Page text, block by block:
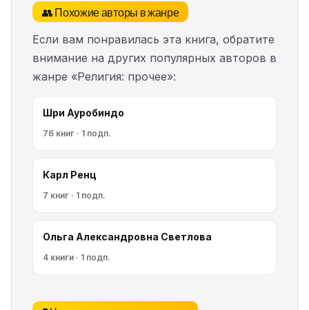
👥 Похожие авторы в жанре
Если вам понравилась эта книга, обратите
внимание на других популярных авторов в
жанре «Религия: прочее»:
Шри Ауробиндо
76 книг · 1 подп.
Карл Ренц
7 книг · 1 подп.
Ольга Александровна Светлова
4 книги · 1 подп.